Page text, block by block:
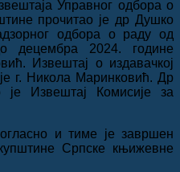
Управног одбора о
прочитао је др Душко
одбора о раду од
децембра 2024. године
Извештај о издавачкој
г. Никола Маринковић. Др
Извештај Комисије за
и тиме је завршен
Српске књижевне